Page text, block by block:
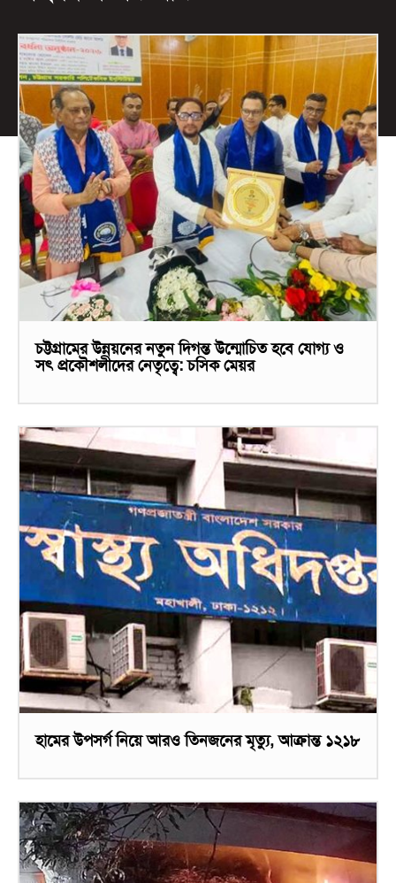
চট্টগ্রামের উন্নয়নের নতুন দিগন্ত উন্মোচিত হবে যোগ্য ও
সৎ প্রকৌশলীদের নেতৃত্বে: চসিক মেয়র
হামের উপসর্গ নিয়ে আরও তিনজনের মৃত্যু, আক্রান্ত ১২১৮